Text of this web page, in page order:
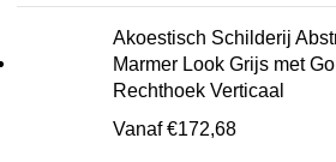
Akoestisch Schilderij
Marmer Look Grijs met
Rechthoek Verticaal
Vanaf€172,68